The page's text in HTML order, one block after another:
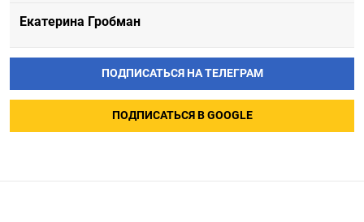
Екатерина Гробман
ПОДПИСАТЬСЯ НА ТЕЛЕГРАМ
ПОДПИСАТЬСЯ В GOOGLE